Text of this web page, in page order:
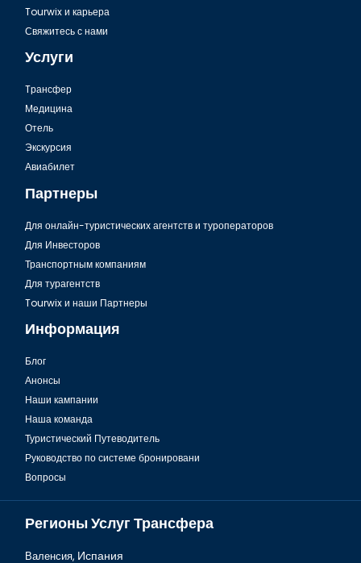
Tourwix и карьера
Свяжитесь с нами
Услуги
Tрансфер
Медицина
Отель
Экскурсия
Авиабилет
Партнеры
Для онлайн-туристических агентств и туроператоров
Для Инвесторов
Транспортным компаниям
Для турагентств
Tourwix и наши Партнеры
Информация
Блог
Анонсы
Наши кампании
Наша команда
Туристический Путеводитель
Руководство по системе бронировани
Вопросы
Регионы Услуг Трансфера
Валенсия, Испания